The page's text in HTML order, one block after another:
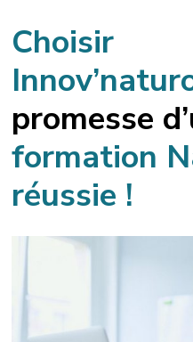
Choisir
promesse d’
formation
réussie !